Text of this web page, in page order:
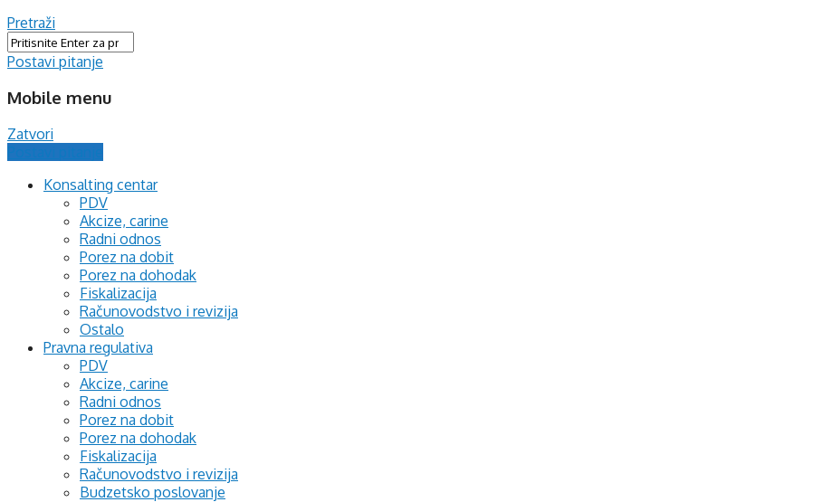
Pretraži
Postavi pitanje
Mobile menu
Zatvori
Konsalting centar
PDV
Akcize, carine
Radni odnos
Porez na dobit
Porez na dohodak
Fiskalizacija
Računovodstvo i revizija
Ostalo
Pravna regulativa
PDV
Akcize, carine
Radni odnos
Porez na dobit
Porez na dohodak
Fiskalizacija
Računovodstvo i revizija
Budzetsko poslovanje